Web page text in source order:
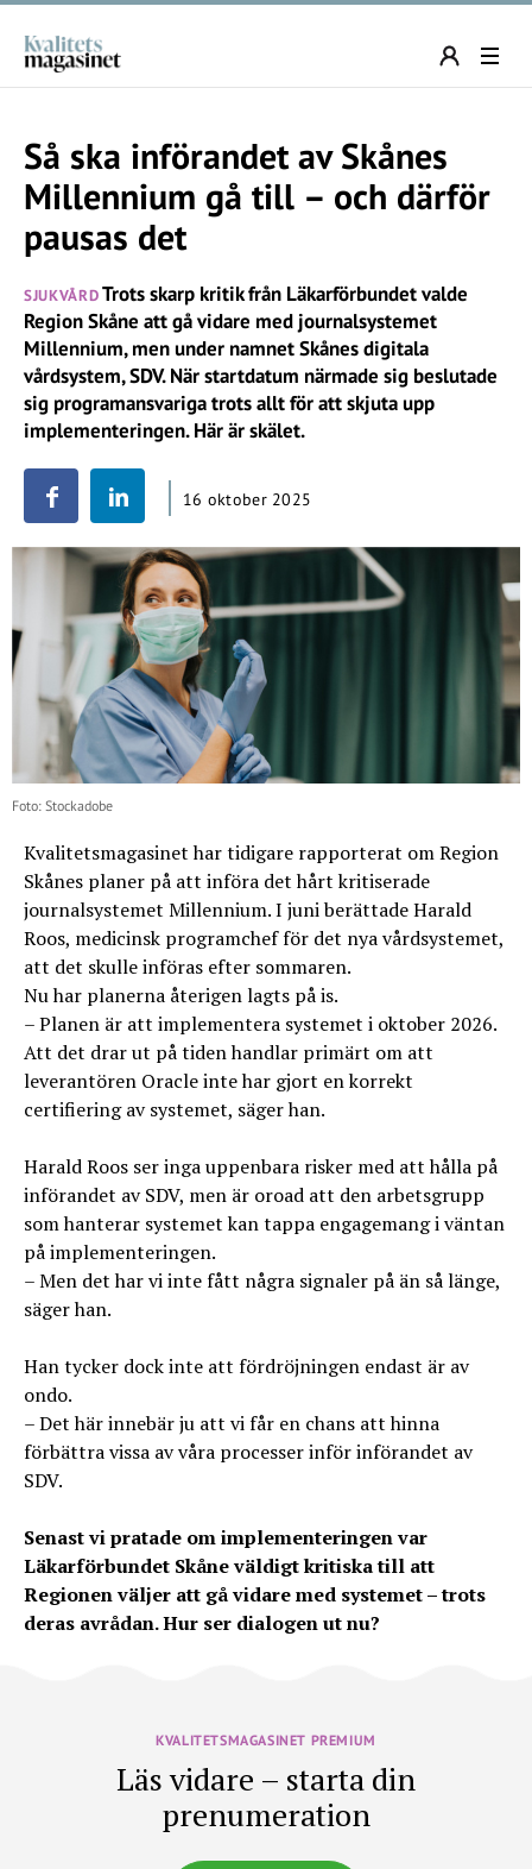
Så ska införandet av Skånes
Millennium gå till – och därför
pausas det
SJUKVÅRDTrots skarp kritik från Läkarförbundet valde
Region Skåne att gå vidare med journalsystemet
Millennium, men under namnet Skånes digitala
vårdsystem, SDV. När startdatum närmade sig beslutade
sig programansvariga trots allt för att skjuta upp
implementeringen. Här är skälet.
16 oktober 2025
Foto: Stockadobe
Kvalitetsmagasinet har tidigare rapporterat om Region
Skånes planer på att införa det hårt kritiserade
journalsystemet Millennium. I juni berättade Harald
Roos, medicinsk programchef för det nya vårdsystemet,
att det skulle införas efter sommaren.
Nu har planerna återigen lagts på is.
– Planen är att implementera systemet i oktober 2026.
Att det drar ut på tiden handlar primärt om att
leverantören Oracle inte har gjort en korrekt
certifiering av systemet, säger han.
Harald Roos ser inga uppenbara risker med att hålla på
införandet av SDV, men är oroad att den arbetsgrupp
som hanterar systemet kan tappa engagemang i väntan
på implementeringen.
– Men det har vi inte fått några signaler på än så länge,
säger han.
Han tycker dock inte att fördröjningen endast är av
ondo.
– Det här innebär ju att vi får en chans att hinna
förbättra vissa av våra processer inför införandet av
SDV.
Senast vi pratade om implementeringen var
Läkarförbundet Skåne väldigt kritiska till att
Regionen väljer att gå vidare med systemet – trots
deras avrådan. Hur ser dialogen ut nu?
KVALITETSMAGASINET PREMIUM
Läs vidare – starta din
prenumeration